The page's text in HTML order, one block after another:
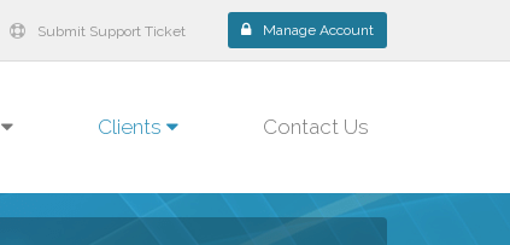
Submit Support Ticket Manage Account
Clients Contact Us